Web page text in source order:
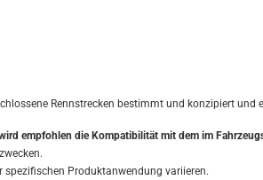
Rennstrecken bestimmt und konzipiert
empfohlen die Kompatibilität mit dem im
Produktanwendung variieren.